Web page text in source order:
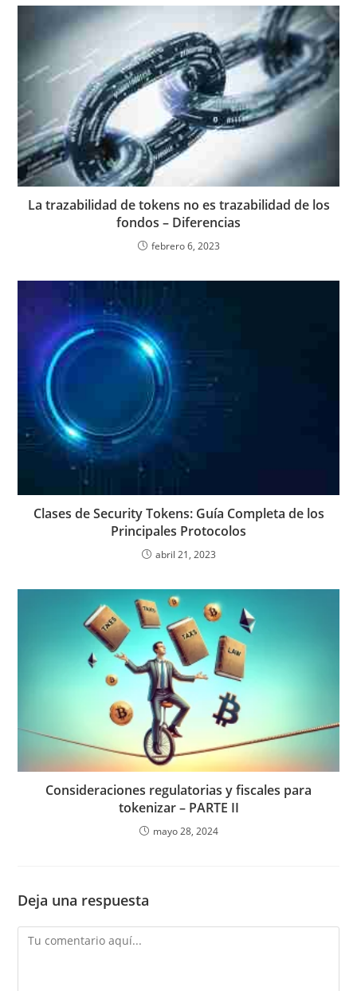
La trazabilidad de tokens no es trazabilidad de los
fondos – Diferencias
febrero 6, 2023
Clases de Security Tokens: Guía Completa de los
Principales Protocolos
abril 21, 2023
Consideraciones regulatorias y fiscales para
tokenizar – PARTE II
mayo 28, 2024
Deja una respuesta
Comentario